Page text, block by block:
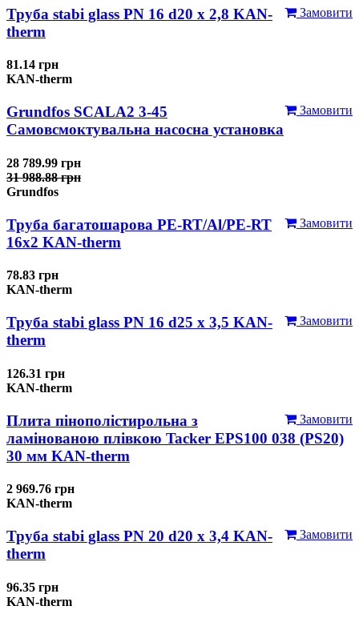
Замовити
Труба stabi glass PN 16 d20 х 2,8 KAN-
therm
81.14 грн
KAN-therm
Замовити
Grundfos SCALA2 3-45
Самовсмоктувальна насосна установка
28 789.99 грн
31 988.88 грн
Grundfos
Замовити
Труба багатошарова PE-RT/Al/PE-RT
16x2 KAN-therm
78.83 грн
KAN-therm
Замовити
Труба stabi glass PN 16 d25 х 3,5 KAN-
therm
126.31 грн
KAN-therm
Замовити
Плита пінополістирольна з
ламінованою плівкою Tacker EPS100 038 (PS20)
30 мм KAN-therm
2 969.76 грн
KAN-therm
Замовити
Труба stabi glass PN 20 d20 х 3,4 KAN-
therm
96.35 грн
KAN-therm